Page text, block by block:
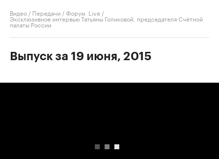
Видео / Передачи /Форум. Live /
Эксклюзивное интервью Татьяны Голиковой, председателя Счётной
палаты России
Выпуск за 19 июня, 2015